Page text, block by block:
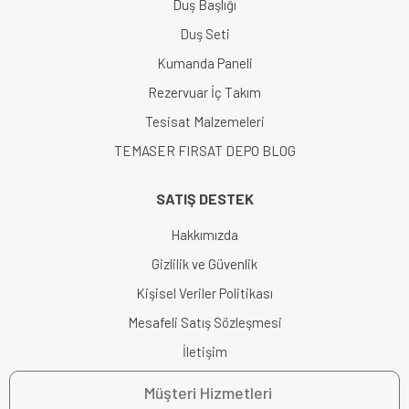
Duş Başlığı
Duş Seti
Kumanda Paneli
Rezervuar İç Takım
Tesisat Malzemeleri
TEMASER FIRSAT DEPO BLOG
SATIŞ DESTEK
Hakkımızda
Gizlilik ve Güvenlik
Kişisel Veriler Politikası
Mesafeli Satış Sözleşmesi
İletişim
Müşteri Hizmetleri